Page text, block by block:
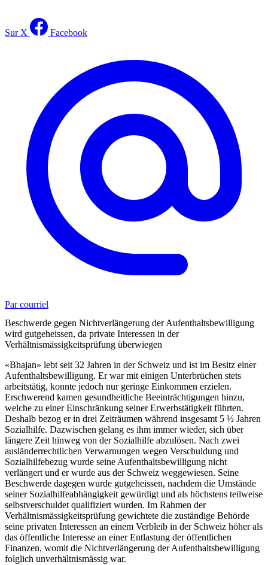
Sur X Facebook
Par courriel
Beschwerde gegen Nichtverlängerung der Aufenthaltsbewilligung
wird gutgeheissen, da private Interessen in der
Verhältnismässigkeitsprüfung überwiegen
«Bhajan» lebt seit 32 Jahren in der Schweiz und ist im Besitz einer
Aufenthaltsbewilligung. Er war mit einigen Unterbrüchen stets
arbeitstätig, konnte jedoch nur geringe Einkommen erzielen.
Erschwerend kamen gesundheitliche Beeinträchtigungen hinzu,
welche zu einer Einschränkung seiner Erwerbstätigkeit führten.
Deshalb bezog er in drei Zeiträumen während insgesamt 5 ½ Jahren
Sozialhilfe. Dazwischen gelang es ihm immer wieder, sich über
längere Zeit hinweg von der Sozialhilfe abzulösen. Nach zwei
ausländerrechtlichen Verwarnungen wegen Verschuldung und
Sozialhilfebezug wurde seine Aufenthaltsbewilligung nicht
verlängert und er wurde aus der Schweiz weggewiesen. Seine
Beschwerde dagegen wurde gutgeheissen, nachdem die Umstände
seiner Sozialhilfeabhängigkeit gewürdigt und als höchstens teilweise
selbstverschuldet qualifiziert wurden. Im Rahmen der
Verhältnismässigkeitsprüfung gewichtete die zuständige Behörde
seine privaten Interessen an einem Verbleib in der Schweiz höher als
das öffentliche Interesse an einer Entlastung der öffentlichen
Finanzen, womit die Nichtverlängerung der Aufenthaltsbewilligung
folglich unverhältnismässig war.